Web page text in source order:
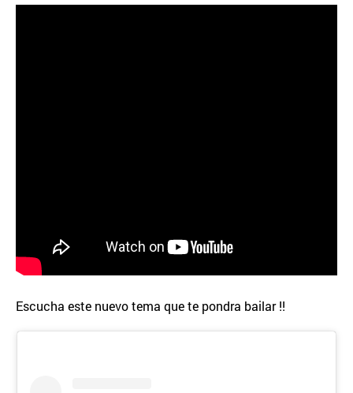
Escucha este nuevo tema que te pondra bailar !!